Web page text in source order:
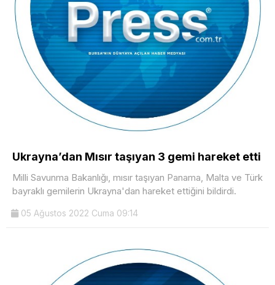
Ukrayna’dan Mısır taşıyan 3 gemi hareket etti
Milli Savunma Bakanlığı, mısır taşıyan Panama, Malta ve Türk
bayraklı gemilerin Ukrayna'dan hareket ettiğini bildirdi.
05 Ağustos 2022 Cuma 09:14